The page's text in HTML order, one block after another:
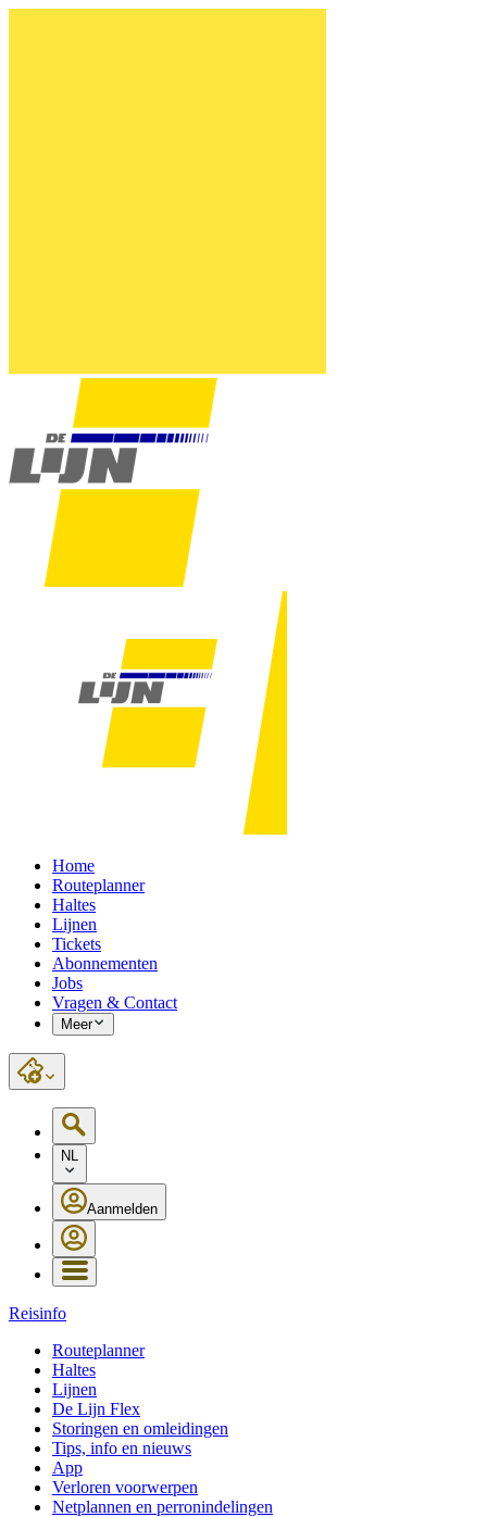
Home
Routeplanner
Haltes
Lijnen
Tickets
Abonnementen
Jobs
Vragen & Contact
Meer
NL
Aanmelden
Reisinfo
Routeplanner
Haltes
Lijnen
De Lijn Flex
Storingen en omleidingen
Tips, info en nieuws
App
Verloren voorwerpen
Netplannen en perronindelingen